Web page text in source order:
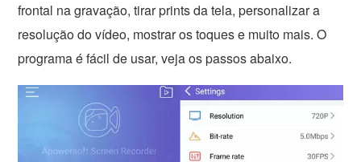
frontal na gravação, tirar prints da tela, personalizar a
resolução do vídeo, mostrar os toques e muito mais. O
programa é fácil de usar, veja os passos abaixo.